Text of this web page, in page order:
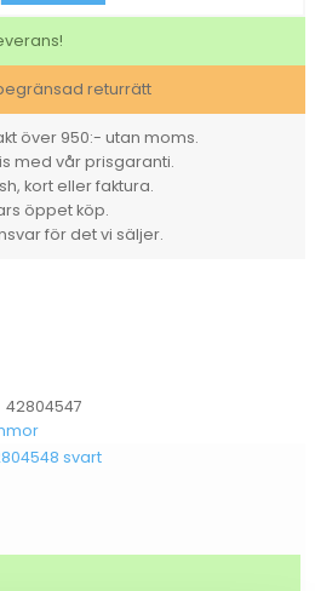
returrätt
över 950:- utan moms.
med vår prisgaranti.
kort eller faktura.
öppet köp.
för det vi säljer.
42804547
svart